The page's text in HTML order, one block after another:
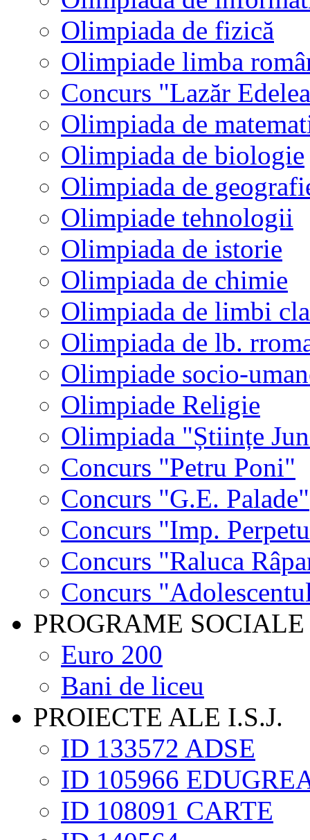
Olimpiada de fizică
Olimpiade limba
Concurs "Lazăr
Olimpiada de
Olimpiada de biologie
Olimpiada de
Olimpiade tehnologii
Olimpiada de istorie
Olimpiada de chimie
Olimpiada de limbi
Olimpiada de lb.
Olimpiade socio-
Olimpiade Religie
Olimpiada "Științe
Concurs "Petru Poni"
Concurs "G.E. Palade"
Concurs "Imp.
Concurs "Raluca
Concurs
PROGRAME SOCIALE
Euro 200
Bani de liceu
PROIECTE ALE I.S.J.
ID 133572 ADSE
ID 105966
ID 108091 CARTE